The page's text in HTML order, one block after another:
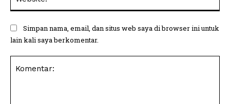
Simpan nama, email, dan situs web saya di browser ini untuk
lain kali saya berkomentar.